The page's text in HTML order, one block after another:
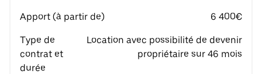
Apport (à partir de) 6 400€
Type de
contrat et
durée
Location avec possibilité de devenir
propriétaire sur 46 mois